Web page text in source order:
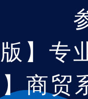
版】
商贸